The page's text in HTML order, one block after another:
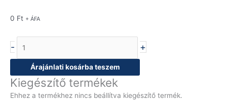
0 Ft + ÁFA
- +
Árajánlati kosárba teszem
Kiegészítő termékek
Ehhez a termékhez nincs beállítva kiegészítő termék.